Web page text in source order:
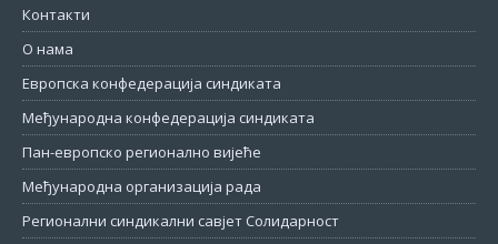
Контакти
О нама
Европска конфедерација синдиката
Међународна конфедерација синдиката
Пан-европско регионално вијеће
Међународна организација рада
Регионални синдикални савјет Солидарност